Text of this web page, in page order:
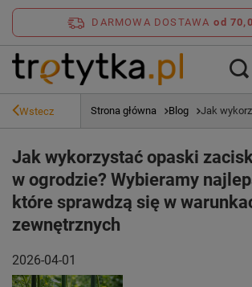
DARMOWA DOSTAWA od
Wstecz Strona główna Blog Jak
Jak wykorzystać opaski
w ogrodzie? Wybieramy
które sprawdzą się w
zewnętrznych
2026-04-01